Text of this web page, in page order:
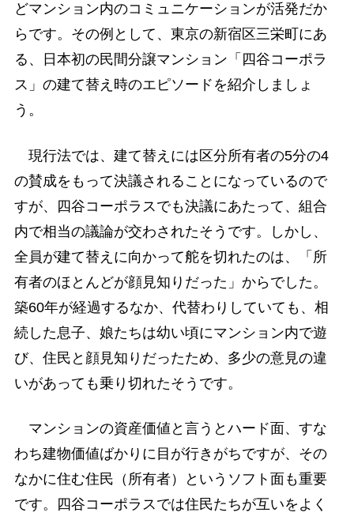
どマンション内のコミュニケーションが活発だか
らです。その例として、東京の新宿区三栄町にあ
る、日本初の民間分譲マンション「四谷コーポラ
ス」の建て替え時のエピソードを紹介しましょ
う。
現行法では、建て替えには区分所有者の5分の4
の賛成をもって決議されることになっているので
すが、四谷コーポラスでも決議にあたって、組合
内で相当の議論が交わされたそうです。しかし、
全員が建て替えに向かって舵を切れたのは、「所
有者のほとんどが顔見知りだった」からでした。
築60年が経過するなか、代替わりしていても、相
続した息子、娘たちは幼い頃にマンション内で遊
び、住民と顔見知りだったため、多少の意見の違
いがあっても乗り切れたそうです。
マンションの資産価値と言うとハード面、すな
わち建物価値ばかりに目が行きがちですが、その
なかに住む住民（所有者）というソフト面も重要
です。四谷コーポラスでは住民たちが互いをよく